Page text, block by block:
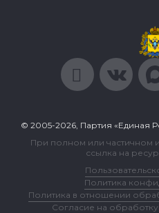
© 2005-2026, Партия «Единая
При полном или частичном
ссылка на
Политика
Политика в отношении
Согласие на